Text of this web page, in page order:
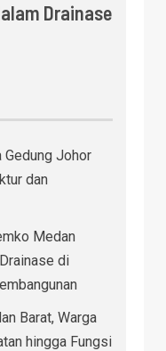
Drainase
Johor
dan
Medan
di
Barat, Warga
hingga Fungsi